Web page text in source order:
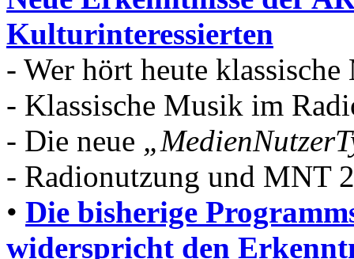
Kulturinteressierten
- Wer hört heute klassische
- Klassische Musik im
- Die neue
- Radionutzung und MNT
• Die bisherige
widerspricht den